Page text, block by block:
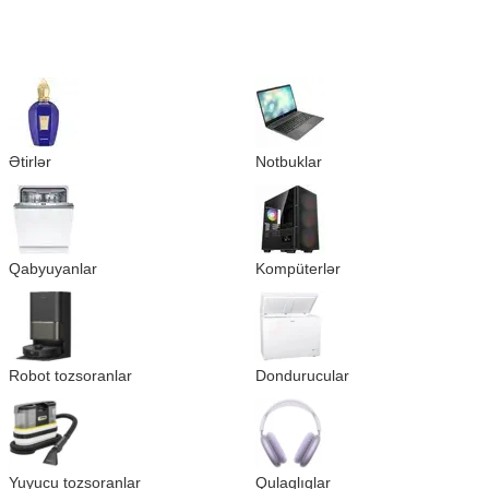
Ətirlər Notbuklar
Qabyuyanlar Kompüterlər
Robot tozsoranlar Dondurucular
Yuyucu tozsoranlar Qulaqlıqlar